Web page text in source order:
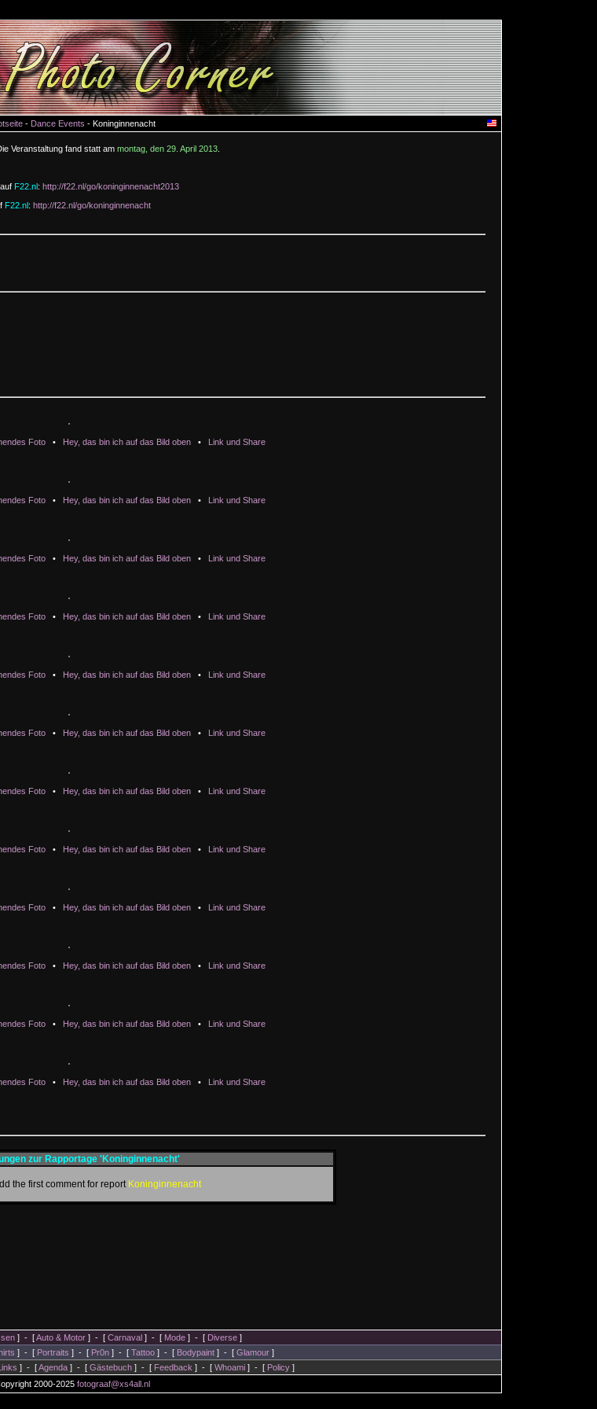
- Dance Events - Koninginnenacht
Veranstaltung fand statt am montag, den 29. April 2013
F22.nl: http://f22.nl/go/koninginnenacht2013
F22.nl: http://f22.nl/go/koninginnenacht
Foto • Hey, das bin ich auf das Bild oben • Link und Share
Foto • Hey, das bin ich auf das Bild oben • Link und Share
Foto • Hey, das bin ich auf das Bild oben • Link und Share
Foto • Hey, das bin ich auf das Bild oben • Link und Share
Foto • Hey, das bin ich auf das Bild oben • Link und Share
Foto • Hey, das bin ich auf das Bild oben • Link und Share
Foto • Hey, das bin ich auf das Bild oben • Link und Share
Foto • Hey, das bin ich auf das Bild oben • Link und Share
Foto • Hey, das bin ich auf das Bild oben • Link und Share
Foto • Hey, das bin ich auf das Bild oben • Link und Share
Foto • Hey, das bin ich auf das Bild oben • Link und Share
Foto • Hey, das bin ich auf das Bild oben • Link und Share
zur Rapportage 'Koninginnenacht'
the first comment for report Koninginnenacht
] - [Auto & Motor ] - [ Carnaval ] - [ Mode ] - [ Diverse ]
] - [ Portraits ] - [ Pr0n] - [ Tattoo] - [ Bodypaint] - [ Glamour]
] - [Agenda] - [ Gästebuch] - [ Feedback ] - [ Whoami] - [ Policy]
2000-2025 fotograaf@xs4all.nl